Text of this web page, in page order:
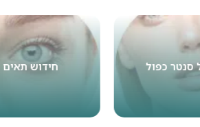
כפול חידוש תאים